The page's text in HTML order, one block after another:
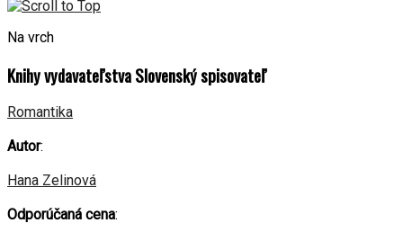
Na vrch
Knihy vydavateľstva Slovenský spisovateľ
Romantika
Autor:
Hana Zelinová
Odporúčaná cena: